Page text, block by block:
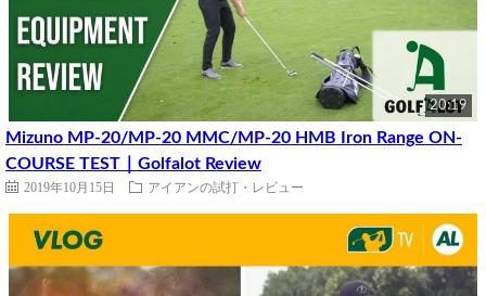
20:19
Mizuno MP-20/MP-20 MMC/MP-20 HMB Iron Range ON-
COURSE TEST｜Golfalot Review
2019年10月15日 アイアンの試打・レビュー